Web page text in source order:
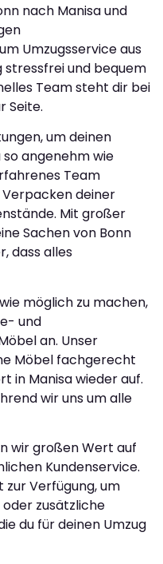
nach Manisa und
Umzugsservice aus
stressfrei und bequem
Team steht dir bei
Seite.
um deinen
so angenehm wie
Team
deiner
Mit großer
Sachen von Bonn
dass alles
möglich zu machen,
und
an. Unser
Möbel fachgerecht
in Manisa wieder auf.
wir uns um alle
wir großen Wert auf
Kundenservice.
Verfügung, um
zusätzliche
du für deinen Umzug